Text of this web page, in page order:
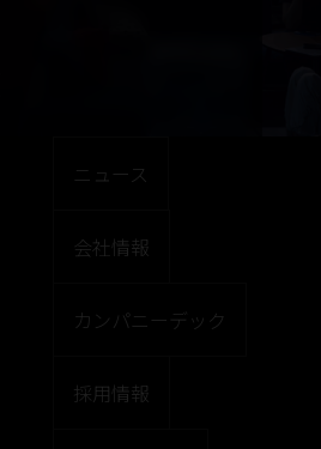
ニュース
会社情報
カンパニーデック
採用情報